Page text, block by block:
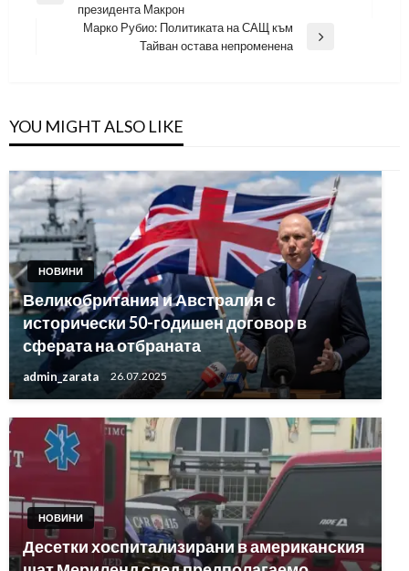
президента Макрон
Марко Рубио: Политиката на САЩ към
Тайван остава непроменена
YOU MIGHT ALSO LIKE
НОВИНИ
Великобритания и Австралия с
исторически 50-годишен договор в
сферата на отбраната
admin_zarata 26.07.2025
НОВИНИ
Десетки хоспитализирани в американския